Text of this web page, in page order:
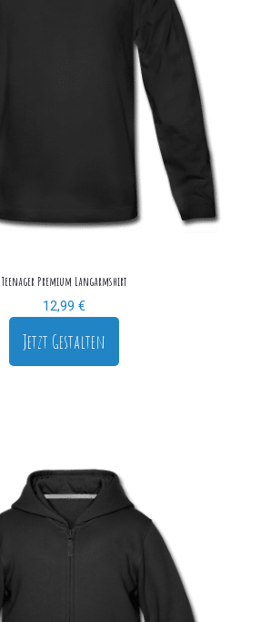
Teenager Premium Langarmshirt
12,99 €
Jetzt Gestalten